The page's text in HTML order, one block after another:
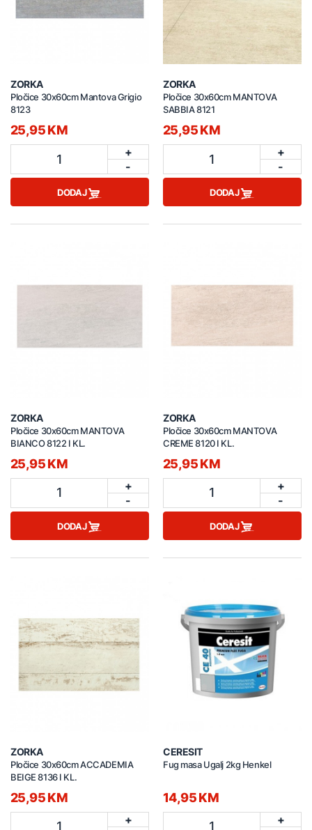
ZORKA
Pločice 30x60cm Mantova Grigio
8123
25,95 KM
1
+
-
DODAJ
ZORKA
Pločice 30x60cm MANTOVA
SABBIA 8121
25,95 KM
1
+
-
DODAJ
ZORKA
Pločice 30x60cm MANTOVA
BIANCO 8122 I KL.
25,95 KM
1
+
-
DODAJ
ZORKA
Pločice 30x60cm MANTOVA
CREME 8120 I KL.
25,95 KM
1
+
-
DODAJ
ZORKA
Pločice 30x60cm ACCADEMIA
BEIGE 8136 I KL.
25,95 KM
1
+
CERESIT
Fug masa Ugalj 2kg Henkel
14,95 KM
1
+